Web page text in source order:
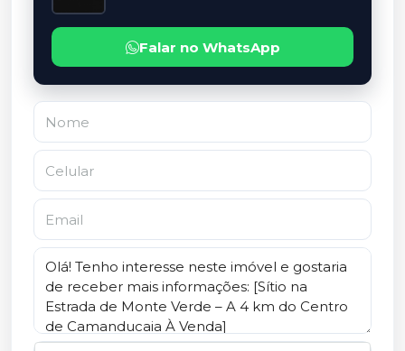
Falar no WhatsApp